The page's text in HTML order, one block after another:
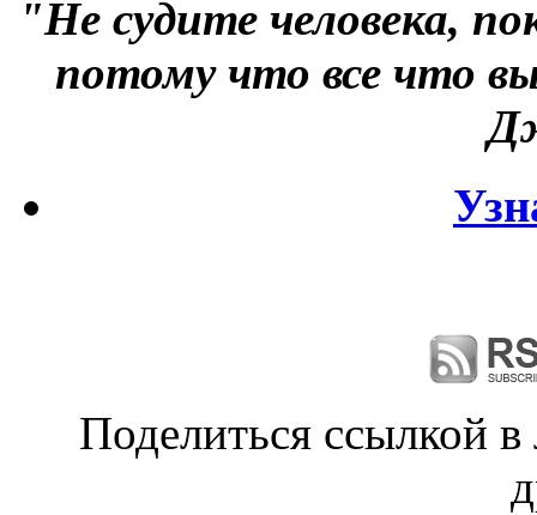
"Не судите человека,
потому что все что
Поделиться ссылкой